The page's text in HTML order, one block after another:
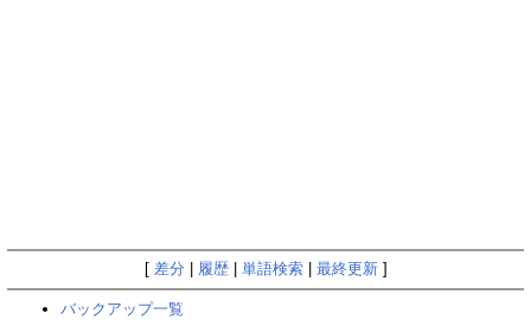
[ 差分 履歴| 単語検索| 最終更新]
バックアップ一覧